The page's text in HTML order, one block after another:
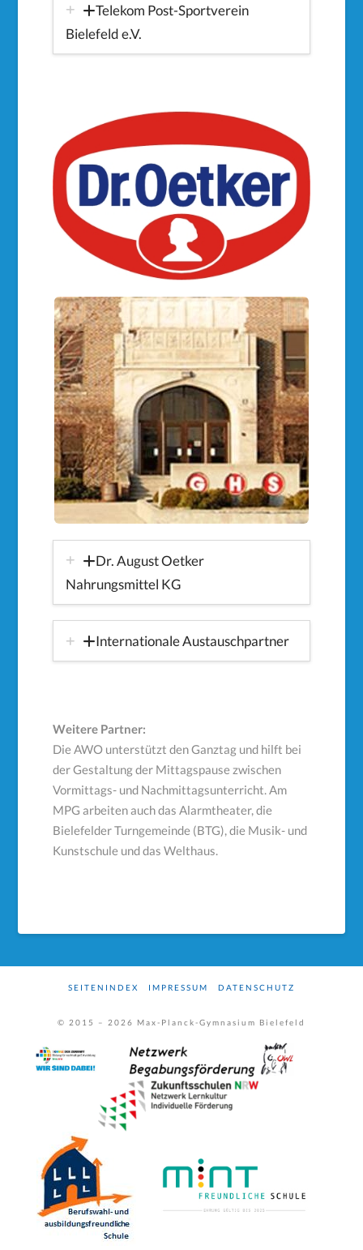
Telekom Post-Sportverein
Bielefeld e.V.
Dr. August Oetker
Nahrungsmittel KG
Internationale Austauschpartner
Weitere Partner:
Die AWO unterstützt den Ganztag und hilft bei
der Gestaltung der Mittagspause zwischen
Vormittags- und Nachmittagsunterricht. Am
MPG arbeiten auch das Alarmtheater, die
Bielefelder Turngemeinde (BTG), die Musik- und
Kunstschule und das Welthaus.
SEITENINDEX IMPRESSUM DATENSCHUTZ
© 2015 – 2026 Max-Planck-Gymnasium Bielefeld